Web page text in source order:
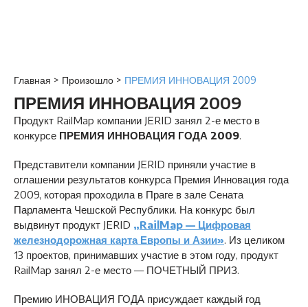
Главная > Произошло > ПРЕМИЯ ИННОВАЦИЯ 2009
ПРЕМИЯ ИННОВАЦИЯ 2009
Продукт RailMap компании JERID занял 2-е место в
конкурсе ПРЕМИЯ ИННОВАЦИЯ ГОДА 2009.
Представители компании JERID приняли участие в
оглашении результатов конкурса Премия Инновация года
2009, которая проходила в Праге в зале Сената
Парламента Чешской Республики. На конкурс был
выдвинут продукт JERID „RailMap — Цифровая
железнодорожная карта Европы и Азии». Из целиком
13 проектов, принимавших участие в этом году, продукт
RailMap занял 2-е место — ПОЧЕТНЫЙ ПРИЗ.
Премию ИНОВАЦИЯ ГОДА присуждает каждый год